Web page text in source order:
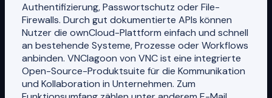
Authentifizierung, Passwortschutz oder File-
Firewalls. Durch gut dokumentierte APIs können
Nutzer die ownCloud-Plattform einfach und schnell
an bestehende Systeme, Prozesse oder Workflows
anbinden. VNClagoon von VNC ist eine integrierte
Open-Source-Produktsuite für die Kommunikation
und Kollaboration in Unternehmen. Zum